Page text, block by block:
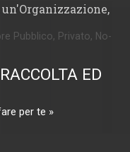
Pubblico, Privato, No-
ED
per te »